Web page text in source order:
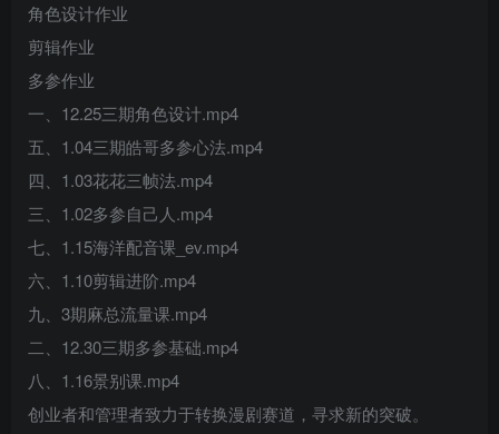
角色设计作业
剪辑作业
多参作业
一、12.25三期角色设计.mp4
五、1.04三期皓哥多参心法.mp4
四、1.03花花三帧法.mp4
三、1.02多参自己人.mp4
七、1.15海洋配音课_ev.mp4
六、1.10剪辑进阶.mp4
九、3期麻总流量课.mp4
二、12.30三期多参基础.mp4
八、1.16景别课.mp4
创业者和管理者致力于转换漫剧赛道，寻求新的突破。